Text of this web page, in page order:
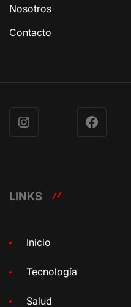
Nosotros
Contacto
Instagram Facebook
LINKS
Inicio
Tecnología
Salud